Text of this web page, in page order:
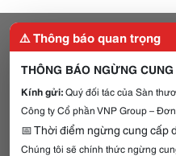
⚠️ Thông báo quan trọng
THÔNG BÁO NGỪNG
Kính gửi:Quý đối tác của Sàn
Công ty Cổ phần VNP Group –
📅 Thời điểm ngừng cung cấp
Chúng tôi sẽ chính thức ngừng